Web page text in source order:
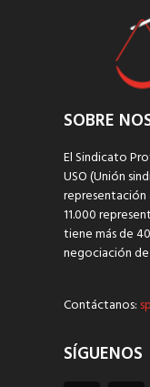
SOBRE
El Sindicato
USO (Unión
representación
11.000
tiene más de
negociación
Contáctanos:
SÍGUENOS